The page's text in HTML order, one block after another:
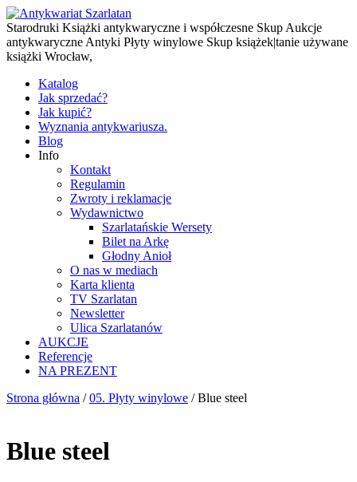
Starodruki Książki antykwaryczne i współczesne Skup Aukcje
antykwaryczne Antyki Płyty winylowe Skup książek|tanie używane
książki Wrocław,
Katalog
Jak sprzedać?
Jak kupić?
Wyznania antykwariusza.
Blog
Info
Kontakt
Regulamin
Zwroty i reklamacje
Wydawnictwo
Szarlatańskie Wersety
Bilet na Arkę
Głodny Anioł
O nas w mediach
Karta klienta
TV Szarlatan
Newsletter
Ulica Szarlatanów
AUKCJE
Referencje
NA PREZENT
Strona główna /05. Płyty winylowe / Blue steel
Blue steel